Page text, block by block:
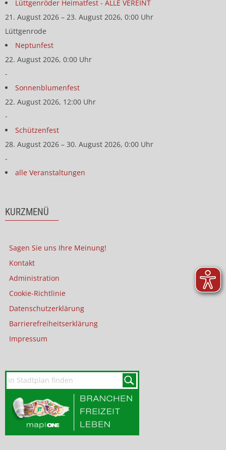
Lüttgenröder Heimatfest - ALLE VEREINT
21. August 2026 – 23. August 2026, 0:00 Uhr
Lüttgenrode
Neptunfest
22. August 2026, 0:00 Uhr
-
Sonnenblumenfest
22. August 2026, 12:00 Uhr
-
Schützenfest
28. August 2026 – 30. August 2026, 0:00 Uhr
-
alle Veranstaltungen
KURZMENÜ
Sagen Sie uns Ihre Meinung!
Kontakt
Administration
Cookie-Richtlinie
Datenschutzerklärung
Barrierefreiheitserklärung
Impressum